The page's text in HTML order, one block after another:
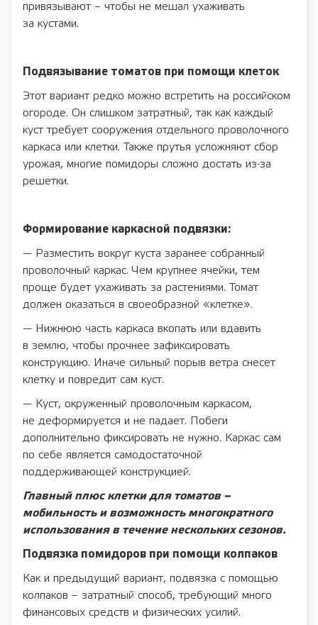
привязывают – чтобы не мешал ухаживать
за кустами.
Подвязывание томатов при помощи клеток
Этот вариант редко можно встретить на российском
огороде. Он слишком затратный, так как каждый
куст требует сооружения отдельного проволочного
каркаса или клетки. Также прутья усложняют сбор
урожая, многие помидоры сложно достать из-за
решетки.
Формирование каркасной подвязки:
— Разместить вокруг куста заранее собранный
проволочный каркас. Чем крупнее ячейки, тем
проще будет ухаживать за растениями. Томат
должен оказаться в своеобразной «клетке».
— Нижнюю часть каркаса вкопать или вдавить
в землю, чтобы прочнее зафиксировать
конструкцию. Иначе сильный порыв ветра снесет
клетку и повредит сам куст.
— Куст, окруженный проволочным каркасом,
не деформируется и не падает. Побеги
дополнительно фиксировать не нужно. Каркас сам
по себе является самодостаточной
поддерживающей конструкцией.
Главный плюс клетки для томатов –
мобильность и возможность многократного
использования в течение нескольких сезонов.
Подвязка помидоров при помощи колпаков
Как и предыдущий вариант, подвязка с помощью
колпаков – затратный способ, требующий много
финансовых средств и физических усилий.